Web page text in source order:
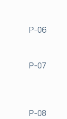
Р-06
Р-07
Р-08